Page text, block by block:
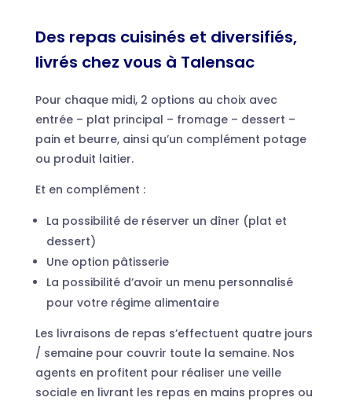
Des repas cuisinés et diversifiés,
livrés chez vous à Talensac
Pour chaque midi, 2 options au choix avec
entrée – plat principal – fromage – dessert –
pain et beurre, ainsi qu’un complément potage
ou produit laitier.
Et en complément :
La possibilité de réserver un dîner (plat et
dessert)
Une option pâtisserie
La possibilité d’avoir un menu personnalisé
pour votre régime alimentaire
Les livraisons de repas s’effectuent quatre jours
/ semaine pour couvrir toute la semaine. Nos
agents en profitent pour réaliser une veille
sociale en livrant les repas en mains propres ou